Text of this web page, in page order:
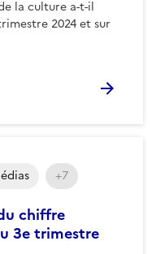
la culture a-t-il
2024 et sur
chiffre
3e trimestre
+7